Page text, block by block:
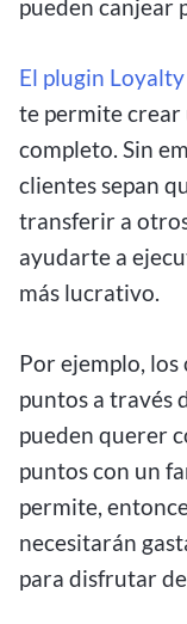
pueden canjear
El plugin
te permite crear
completo. Sin
clientes sepan
transferir a
ayudarte a
más lucrativo.
Por ejemplo, los
puntos a través
pueden querer
puntos con un
permite,
necesitarán
para disfrutar